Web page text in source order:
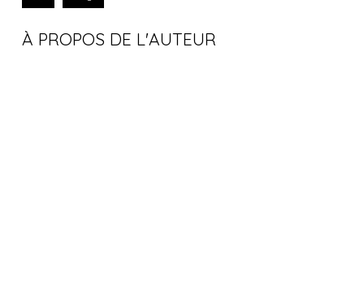
À PROPOS DE L'AUTEUR